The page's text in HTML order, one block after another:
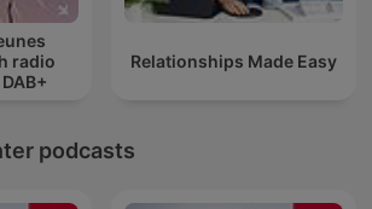
radio
Relationships Made Easy
podcasts